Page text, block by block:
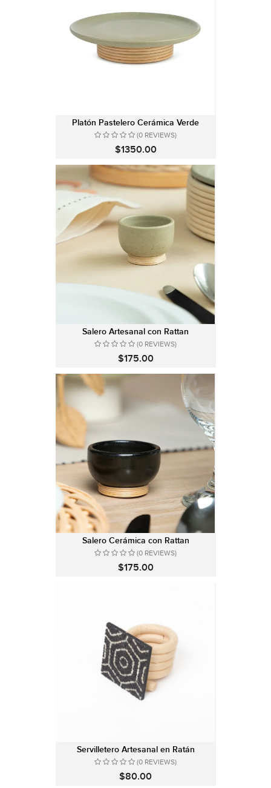
Platón Pastelero Cerámica Verde
(0 REVIEWS)
$1350.00
Salero Artesanal con Rattan
(0 REVIEWS)
$175.00
Salero Cerámica con Rattan
(0 REVIEWS)
$175.00
Servilletero Artesanal en Ratán
(0 REVIEWS)
$80.00